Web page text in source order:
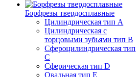
Борфрезы твердосплавные
Цилиндрическая тип A
Цилиндрическая с
торцовыми зубьями тип B
Сфероцилиндрическая тип
C
Сферическая тип D
Овальная тип E